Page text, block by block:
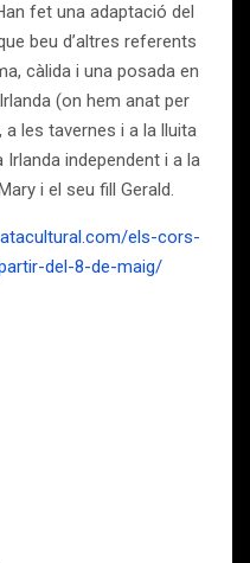
fet una adaptació del
beu d’altres referents
càlida i una posada en
(on hem anat per
les tavernes i a la lluita
independent i a la
i el seu fill Gerald.
els-cors-
del-8-de-maig/